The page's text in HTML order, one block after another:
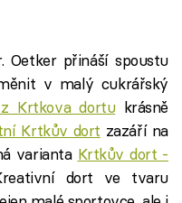
Oetker přináší spoustu
v malý cukrářský
Krtkova dortukrásně
Krtkův dort zazáří na
varianta Krtkův dort -
dort ve tvaru